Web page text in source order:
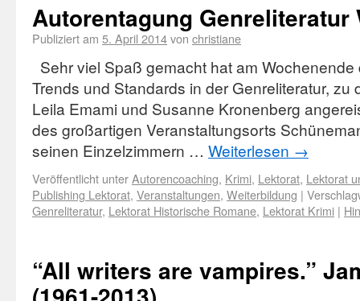
Autorentagung Genreliteratur
Publiziert am 5. April 2014von christiane
Sehr viel Spaß gemacht hat am
Trends und Standards in der Genreliteratur, zu
Leila Emami und Susanne Kronenberg
des großartigen Veranstaltungsorts
seinen Einzelzimmern … Weiterlesen →
Veröffentlicht unterAutorencoaching, Krimi, Lektorat, Lektorat
Publishing Lektorat, Veranstaltungen, Weiterbildung |
Genreliteratur, Lektorat Historische Romane, Lektorat Krimi |
“All writers are vampires.”